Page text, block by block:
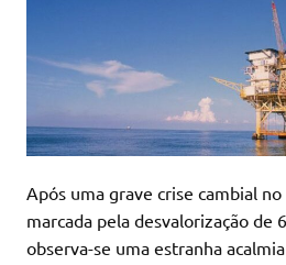
Após uma grave crise cambial
marcada pela desvalorização de
observa-se uma estranha